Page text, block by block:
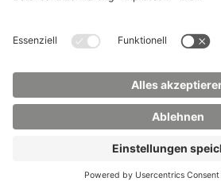
berufsbegleitend
Diplom Wohnungs- und
Immobilienwirtschaft
Weiterführende
Studiengänge